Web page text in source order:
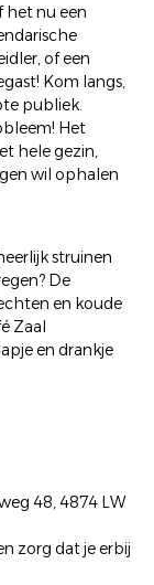
het nu een
of een
Kom langs,
publiek.
Het
hele gezin,
wil ophalen
struinen
De
en koude
Zaal
en drankje
48, 4874 LW
zorg dat je erbij